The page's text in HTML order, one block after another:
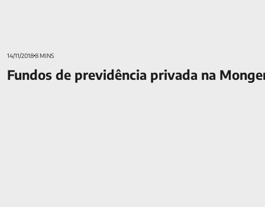
14/11/20188 MINS
Fundos de previdência privada na